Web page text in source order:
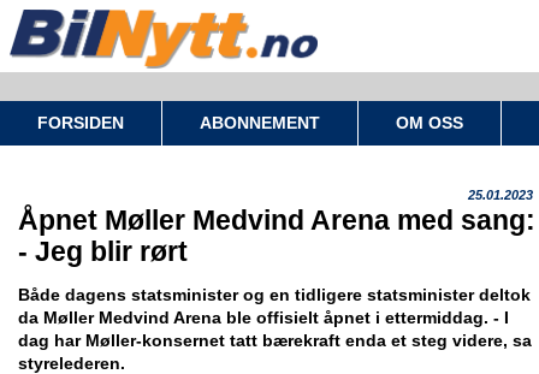
FORSIDEN ABONNEMENT OM OSS
25.01.2023
Åpnet Møller Medvind Arena med sang:
- Jeg blir rørt
Både dagens statsminister og en tidligere statsminister deltok
da Møller Medvind Arena ble offisielt åpnet i ettermiddag. - I
dag har Møller-konsernet tatt bærekraft enda et steg videre, sa
styrelederen.